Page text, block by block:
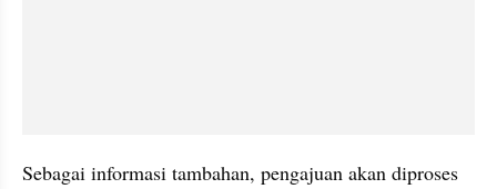
Sebagai informasi tambahan, pengajuan akan diproses